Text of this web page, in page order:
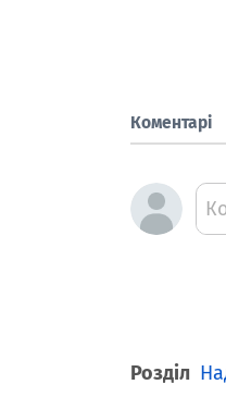
Коментарі
Розділ